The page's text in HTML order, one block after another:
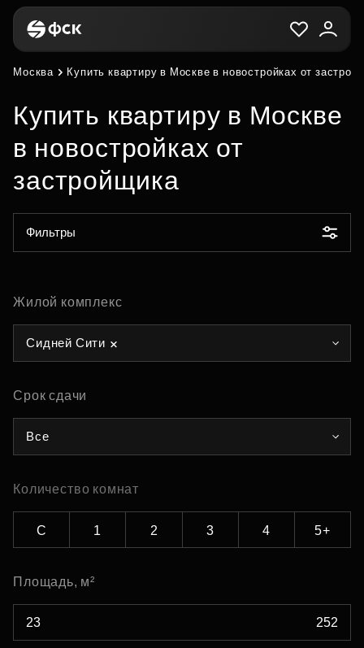
Москва Купить квартиру в Москве в новостройках от
Купить квартиру в Москве
в новостройках от
застройщика
Фильтры
Жилой комплекс
Сидней Сити
Срок сдачи
Все
Количество комнат
С 1 2 3 4 5+
Площадь, м²